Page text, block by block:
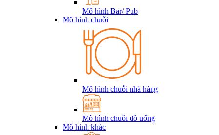
Mô hình Bar/ Pub
Mô hình chuỗi
Mô hình chuỗi nhà hàng
Mô hình chuỗi đồ uống
Mô hình khác